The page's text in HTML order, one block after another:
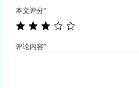
本文评分*
评论内容*